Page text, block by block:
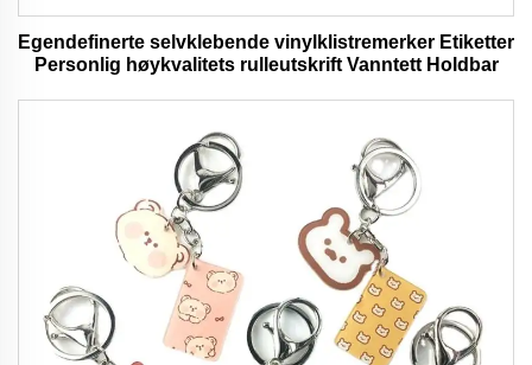
Egendefinerte selvklebende vinylklistremerker Etiketter
Personlig høykvalitets rulleutskrift Vanntett Holdbar